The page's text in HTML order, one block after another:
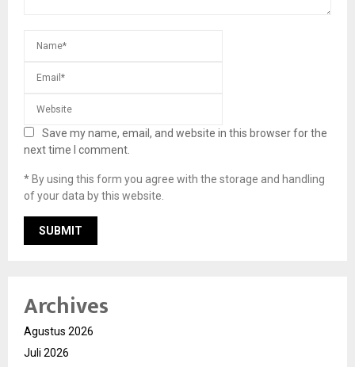
Save my name, email, and website in this browser for the
next time I comment.
* By using this form you agree with the storage and handling
of your data by this website.
Archives
Agustus 2026
Juli 2026